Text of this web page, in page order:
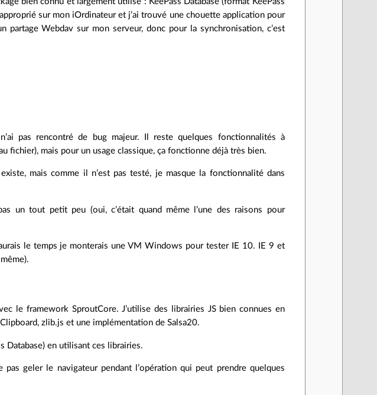
sur mon iOrdinateur et j’ai trouvé une chouette application pour
partage Webdav sur mon serveur, donc pour la synchronisation, c’est
pas rencontré de bug majeur. Il reste quelques fonctionnalités à
fichier), mais pour un usage classique, ça fonctionne déjà très bien.
mais comme il n’est pas testé, je masque la fonctionnalité dans
un tout petit peu (oui, c’était quand même l’une des raisons pour
le temps je monterais une VM Windows pour tester IE 10. IE 9 et
le framework SproutCore. J’utilise des librairies JS bien connues en
zlib.js et une implémentation de Salsa20.
Database) en utilisant ces librairies.
geler le navigateur pendant l’opération qui peut prendre quelques